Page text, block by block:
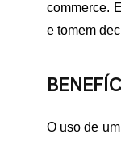
commerce.
e tomem
O uso de